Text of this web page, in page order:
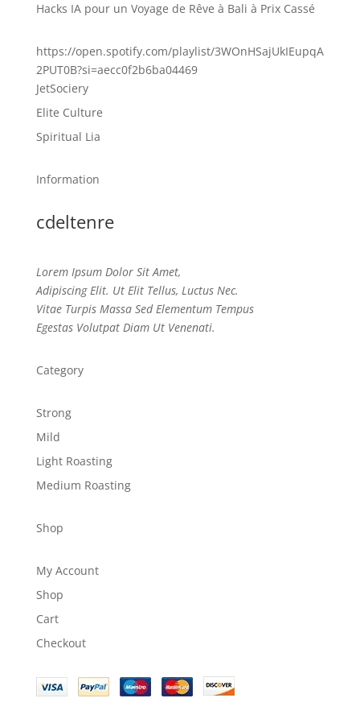
Hacks IA pour un Voyage de Rêve à Bali à Prix Cassé
https://open.spotify.com/playlist/3WOnHSajUkIEupqA
2PUT0B?si=aecc0f2b6ba04469
JetSociery
Elite Culture
Spiritual Lia
Information
cdeltenre
Lorem Ipsum Dolor Sit Amet,
Adipiscing Elit. Ut Elit Tellus, Luctus Nec.
Vitae Turpis Massa Sed Elementum Tempus
Egestas Volutpat Diam Ut Venenati.
Category
Strong
Mild
Light Roasting
Medium Roasting
Shop
My Account
Shop
Cart
Checkout